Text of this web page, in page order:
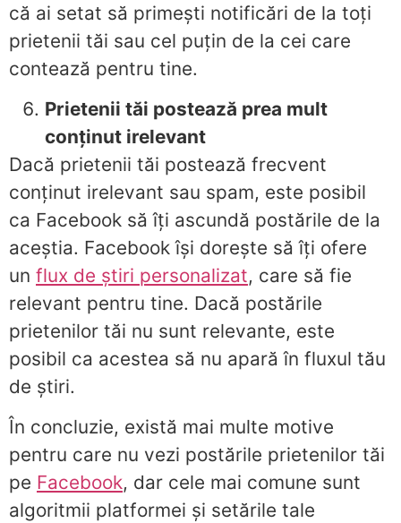
că ai setat să primești notificări de la toți
prietenii tăi sau cel puțin de la cei care
contează pentru tine.
Prietenii tăi postează prea mult
conținut irelevant
Dacă prietenii tăi postează frecvent
conținut irelevant sau spam, este posibil
ca Facebook să îți ascundă postările de la
aceștia. Facebook își dorește să îți ofere
un flux de știri personalizat, care să fie
relevant pentru tine. Dacă postările
prietenilor tăi nu sunt relevante, este
posibil ca acestea să nu apară în fluxul tău
de știri.
În concluzie, există mai multe motive
pentru care nu vezi postările prietenilor tăi
pe Facebook, dar cele mai comune sunt
algoritmii platformei și setările tale